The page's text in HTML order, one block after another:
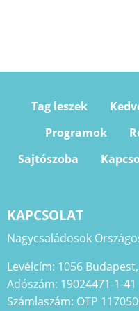
Tag leszek
Programok
Sajtószoba
KAPCSOLAT
Nagycsaládosok
Levélcím: 1056
Adószám: 19024471-1-41
Számlaszám: OTP